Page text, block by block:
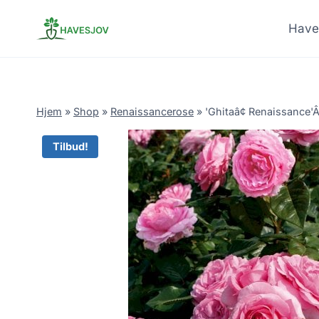
Hjem » Shop » Renaissancerose » 'Ghitaâ¢
Tilbud!